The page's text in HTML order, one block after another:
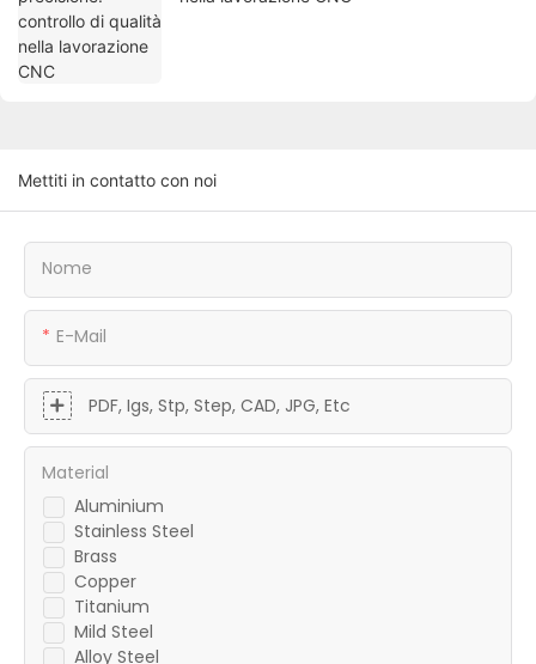
Mettiti in contatto con noi
Nome
E-Mail
PDF, Igs, Stp, Step, CAD, JPG, Etc
Aluminium
Stainless Steel
Brass
Copper
Titanium
Mild Steel
Alloy Steel
Material